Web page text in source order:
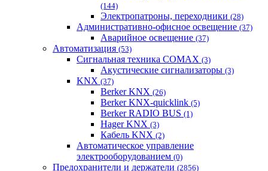
(144)
Электропатроны, переходники (28)
Административно-офисное освещение (37)
Аварийное освещение (37)
Автоматизация (53)
Сигнальная техника COMAX (3)
Акустические сигнализаторы (3)
KNX (37)
Berker KNX (26)
Berker KNX-quicklink (5)
Berker RADIO BUS (1)
Hager KNX (3)
Кабель KNX (2)
Автоматическое управление
электрооборудованием (0)
Предохранители и держатели (2856)